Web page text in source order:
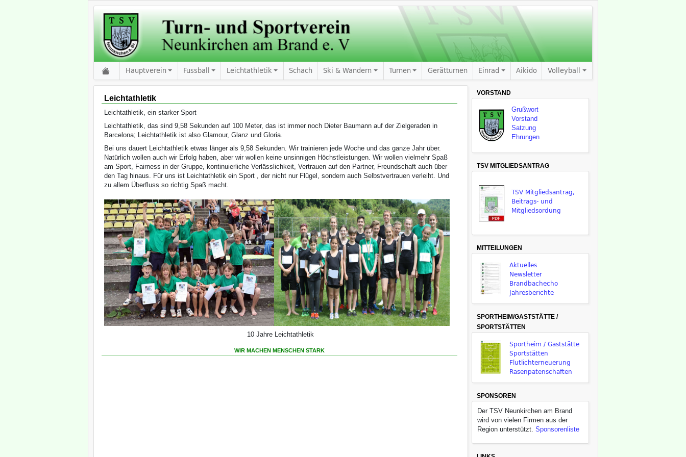
Hauptverein Fussball Leichtathletik Schach Ski & Wandern Turnen Gerätturnen Einrad Aikido Volleyball
Leichtathletik
Leichtathletik, ein starker Sport
Leichtathletik, das sind 9,58 Sekunden auf 100 Meter, das ist immer noch Dieter Baumann auf der Zielgeraden in
Barcelona; Leichtathletik ist also Glamour, Glanz und Gloria.
Bei uns dauert Leichtathletik etwas länger als 9,58 Sekunden. Wir trainieren jede Woche und das ganze Jahr über.
Natürlich wollen auch wir Erfolg haben, aber wir wollen keine unsinnigen Höchstleistungen. Wir wollen vielmehr Spaß
am Sport, Fairness in der Gruppe, kontinuierliche Verlässlichkeit, Vertrauen auf den Partner, Freundschaft auch über
den Tag hinaus. Für uns ist Leichtathletik ein Sport , der nicht nur Flügel, sondern auch Selbstvertrauen verleiht. Und
zu allem Überfluss so richtig Spaß macht.
10 Jahre Leichtathletik
WIR MACHEN MENSCHEN STARK
VORSTAND
Grußwort
Vorstand
Satzung
Ehrungen
TSV MITGLIEDSANTRAG
TSV Mitgliedsantrag,
Beitrags- und
Mitgliedsordung
MITTEILUNGEN
Aktuelles
Newsletter
Brandbachecho
Jahresberichte
SPORTHEIM/GASTSTÄTTE /
SPORTSTÄTTEN
Sportheim / Gaststätte
Sportstätten
Flutlichterneuerung
Rasenpatenschaften
SPONSOREN
Der TSV Neunkirchen am Brand
wird von vielen Firmen aus der
Region unterstützt. Sponsorenliste